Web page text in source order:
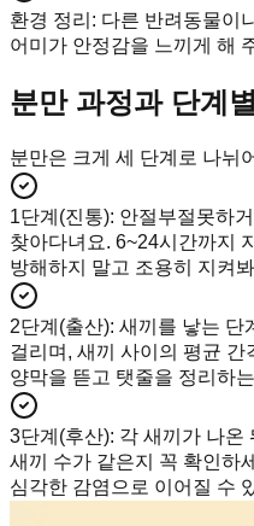
환경 정리 : 다른 반려동물이
어미가 안정감을 느끼게 해
분만 과정과 단계
분만은 크게 세 단계로 나뉘
1단계(진통): 안절부절못하
찾아다녀요. 6~24시간까지
방해하지 말고 조용히 지켜
2단계(출산): 새끼를 낳는 단
걸리며, 새끼 사이의 평균
양막을 뜯고 탯줄을 정리하
3단계(후산): 각 새끼가 나온
새끼 수가 같은지 꼭 확인하
심각한 감염으로 이어질 수